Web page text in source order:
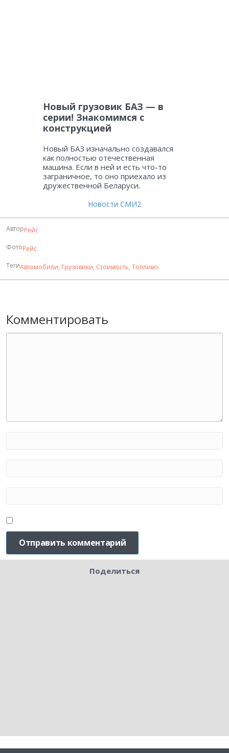
Новый грузовик БАЗ — в
серии! Знакомимся с
конструкцией
Новый БАЗ изначально создавался
как полностью отечественная
машина. Если в ней и есть что-то
заграничное, то оно приехало из
дружественной Беларуси.
Новости СМИ2
АвторРейс
ФотоРейс
ТегиАвтомобили, Грузовики, Стоимость, Топливо.
Комментировать
Поделиться